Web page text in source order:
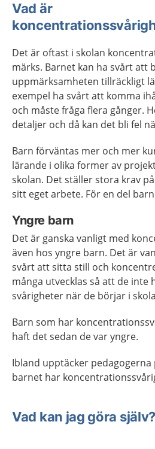
Vad är
Det är oftast i skolan
märks. Barnet kan ha svårt att
uppmärksamheten tillräckligt
exempel ha svårt att komma
och måste fråga flera gånger.
detaljer och då kan det bli fel
Barn förväntas mer och mer
lärande i olika former av
skolan. Det ställer stora krav
sitt eget arbete. För en del
Yngre barn
Det är ganska vanligt med
även hos yngre barn. Det är
svårt att sitta still och
många utvecklas så att de inte
svårigheter när de börjar i
Barn som har
haft det sedan de var yngre.
Ibland upptäcker
barnet har
Vad kan jag göra själv?